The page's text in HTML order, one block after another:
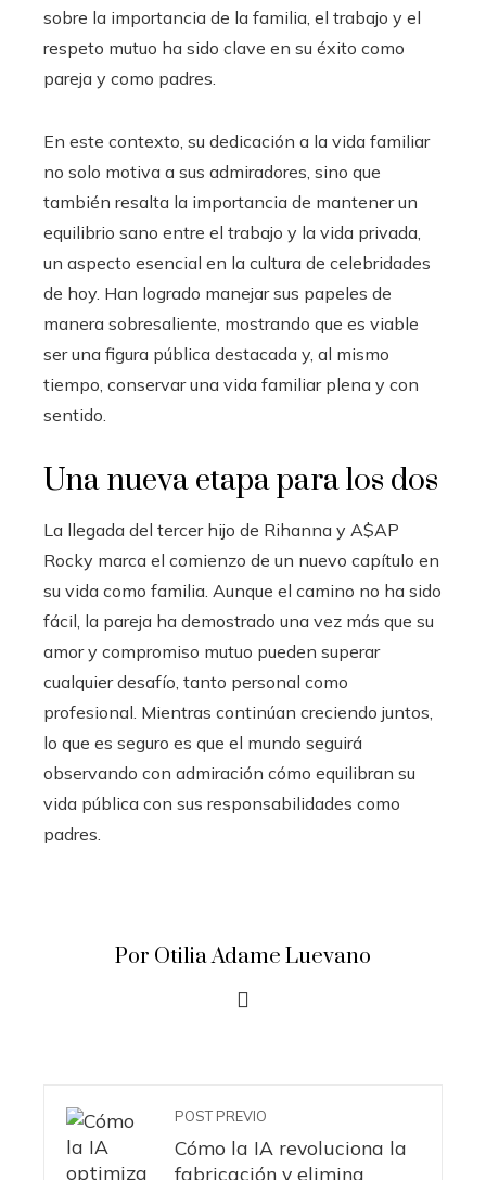
sobre la importancia de la familia, el trabajo y el
respeto mutuo ha sido clave en su éxito como
pareja y como padres.
En este contexto, su dedicación a la vida familiar
no solo motiva a sus admiradores, sino que
también resalta la importancia de mantener un
equilibrio sano entre el trabajo y la vida privada,
un aspecto esencial en la cultura de celebridades
de hoy. Han logrado manejar sus papeles de
manera sobresaliente, mostrando que es viable
ser una figura pública destacada y, al mismo
tiempo, conservar una vida familiar plena y con
sentido.
Una nueva etapa para los dos
La llegada del tercer hijo de Rihanna y A$AP
Rocky marca el comienzo de un nuevo capítulo en
su vida como familia. Aunque el camino no ha sido
fácil, la pareja ha demostrado una vez más que su
amor y compromiso mutuo pueden superar
cualquier desafío, tanto personal como
profesional. Mientras continúan creciendo juntos,
lo que es seguro es que el mundo seguirá
observando con admiración cómo equilibran su
vida pública con sus responsabilidades como
padres.
Por Otilia Adame Luevano
POST PREVIO
Cómo la IA revoluciona la
fabricación y elimina